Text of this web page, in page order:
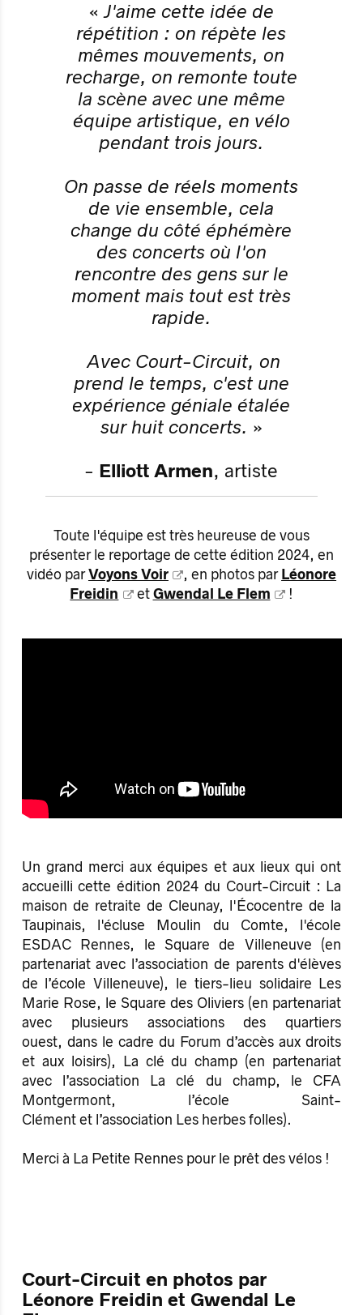
« J'aime cette idée de
répétition : on répète les
mêmes mouvements, on
recharge, on remonte toute
la scène avec une même
équipe artistique, en vélo
pendant trois jours.
On passe de réels moments
de vie ensemble, cela
change du côté éphémère
des concerts où l'on
rencontre des gens sur le
moment mais tout est très
rapide.
Avec Court-Circuit, on
prend le temps, c'est une
expérience géniale étalée
sur huit concerts. »
- Elliott Armen, artiste
Toute l'équipe est très heureuse de vous
présenter le reportage de cette édition 2024, en
vidéo parVoyons Voir , en photos par Léonore
Freidin
et Gwendal Le Flem !
Un grand merci aux équipes et aux lieux qui ont
accueilli cette édition 2024 du Court-Circuit : La
maison de retraite de Cleunay, l'Écocentre de la
Taupinais, l'écluse Moulin du Comte, l'école
ESDAC Rennes, le Square de Villeneuve (en
partenariat avec l’association de parents d'élèves
de l’école Villeneuve), le tiers-lieu solidaire Les
Marie Rose, le Square des Oliviers (en partenariat
avec plusieurs associations des quartiers
ouest, dans le cadre du Forum d’accès aux droits
et aux loisirs), La clé du champ (en partenariat
avec l’association La clé du champ, le CFA
Montgermont, l’école Saint-
Clément et l’association Les herbes folles).
Merci à La Petite Rennes pour le prêt des vélos !
Court-Circuit en photos par
Léonore Freidin et Gwendal Le